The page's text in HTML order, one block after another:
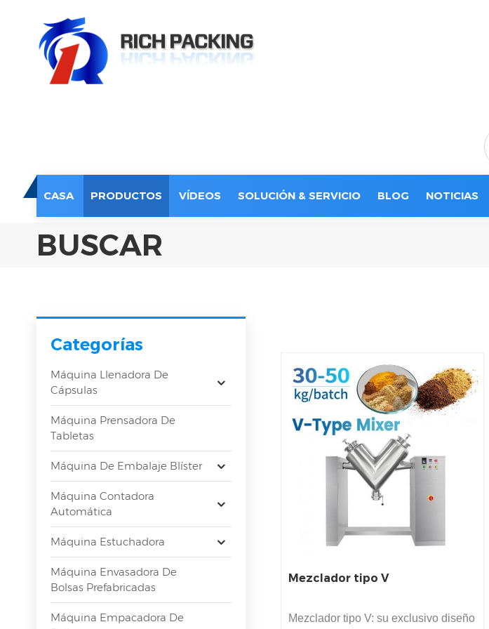
CASA PRODUCTOS VÍDEOS SOLUCIÓN & SERVICIO BLOG NOTICIAS
BUSCAR
Categorías
Máquina Llenadora De
Cápsulas
Máquina Prensadora De
Tabletas
Máquina De Embalaje Blíster
Máquina Contadora
Automática
Máquina Estuchadora
Máquina Envasadora De
Bolsas Prefabricadas
Máquina Empacadora De
Mezclador tipo V
Mezclador tipo V: su exclusivo diseño